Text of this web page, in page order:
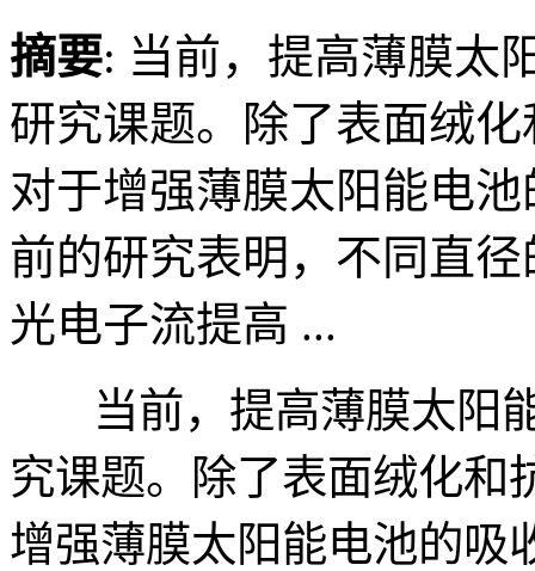
摘要: 当前，提高薄膜太
研究课题。除了表面绒
对于增强薄膜太阳能电
前的研究表明，不同直
光电子流提高 ...
当前，提高薄膜太阳能
究课题。除了表面绒化和
增强薄膜太阳能电池的吸